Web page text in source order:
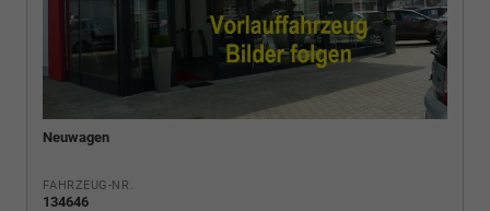
Neuwagen
FAHRZEUG-NR.
134646